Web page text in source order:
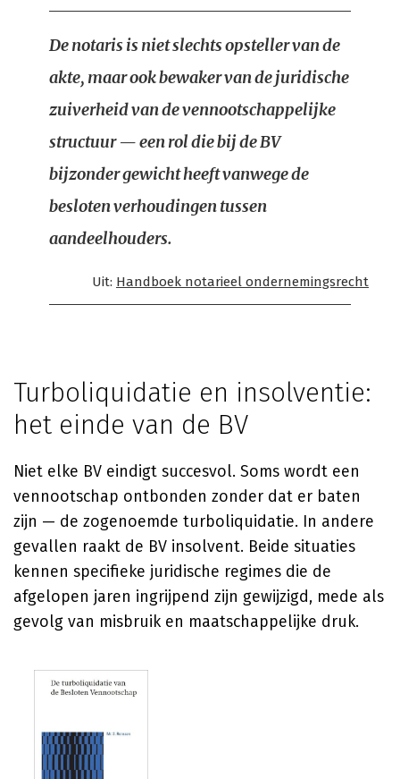
De notaris is niet slechts opsteller van de
akte, maar ook bewaker van de juridische
zuiverheid van de vennootschappelijke
structuur — een rol die bij de BV
bijzonder gewicht heeft vanwege de
besloten verhoudingen tussen
aandeelhouders.
Uit: Handboek notarieel ondernemingsrecht
Turboliquidatie en insolventie:
het einde van de BV
Niet elke BV eindigt succesvol. Soms wordt een
vennootschap ontbonden zonder dat er baten
zijn — de zogenoemde turboliquidatie. In andere
gevallen raakt de BV insolvent. Beide situaties
kennen specifieke juridische regimes die de
afgelopen jaren ingrijpend zijn gewijzigd, mede als
gevolg van misbruik en maatschappelijke druk.